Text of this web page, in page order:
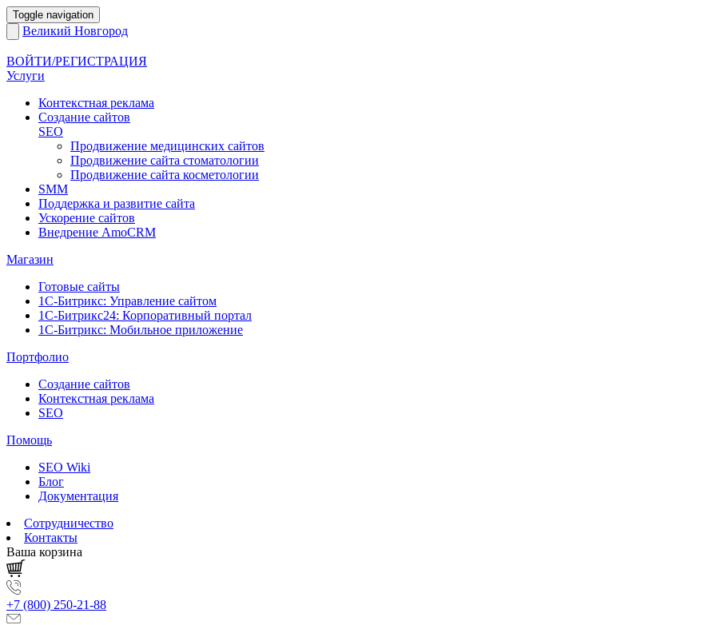
Toggle navigation
Великий Новгород
ВОЙТИ/РЕГИСТРАЦИЯ
Услуги
Контекстная реклама
Создание сайтов
SEO
Продвижение медицинских сайтов
Продвижение сайта стоматологии
Продвижение сайта косметологии
SMM
Поддержка и развитие сайта
Ускорение сайтов
Внедрение AmoCRM
Магазин
Готовые сайты
1С-Битрикс: Управление сайтом
1С-Битрикс24: Корпоративный портал
1С-Битрикс: Мобильное приложение
Портфолио
Создание сайтов
Контекстная реклама
SEO
Помощь
SEO Wiki
Блог
Документация
Сотрудничество
Контакты
Ваша корзина
+7 (800) 250-21-88